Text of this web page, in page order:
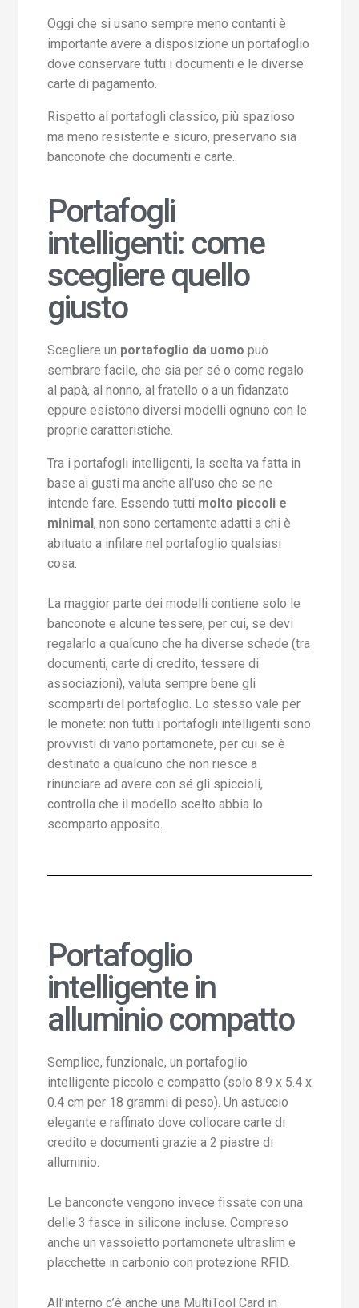
Oggi che si usano sempre meno contanti è
importante avere a disposizione un portafoglio
dove conservare tutti i documenti e le diverse
carte di pagamento.
Rispetto al portafogli classico, più spazioso
ma meno resistente e sicuro, preservano sia
banconote che documenti e carte.
Portafogli
intelligenti: come
scegliere quello
giusto
Scegliere un portafoglio da uomo può
sembrare facile, che sia per sé o come regalo
al papà, al nonno, al fratello o a un fidanzato
eppure esistono diversi modelli ognuno con le
proprie caratteristiche.
Tra i portafogli intelligenti, la scelta va fatta in
base ai gusti ma anche all’uso che se ne
intende fare. Essendo tutti molto piccoli e
minimal, non sono certamente adatti a chi è
abituato a infilare nel portafoglio qualsiasi
cosa.
La maggior parte dei modelli contiene solo le
banconote e alcune tessere, per cui, se devi
regalarlo a qualcuno che ha diverse schede (tra
documenti, carte di credito, tessere di
associazioni), valuta sempre bene gli
scomparti del portafoglio. Lo stesso vale per
le monete: non tutti i portafogli intelligenti sono
provvisti di vano portamonete, per cui se è
destinato a qualcuno che non riesce a
rinunciare ad avere con sé gli spiccioli,
controlla che il modello scelto abbia lo
scomparto apposito.
Portafoglio
intelligente in
alluminio compatto
Semplice, funzionale, un portafoglio
intelligente piccolo e compatto (solo 8.9 x 5.4 x
0.4 cm per 18 grammi di peso). Un astuccio
elegante e raffinato dove collocare carte di
credito e documenti grazie a 2 piastre di
alluminio.
Le banconote vengono invece fissate con una
delle 3 fasce in silicone incluse. Compreso
anche un vassoietto portamonete ultraslim e
placchette in carbonio con protezione RFID.
All’interno c’è anche una MultiTool Card in